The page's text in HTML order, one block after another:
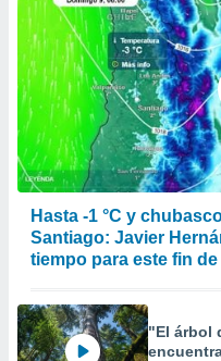
Hasta -1 °C y
Santiago: Javier
tiempo para este fin
"El árbol